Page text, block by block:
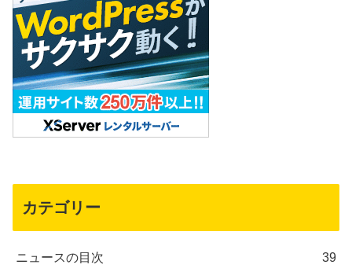
カテゴリー
ニュースの目次 39